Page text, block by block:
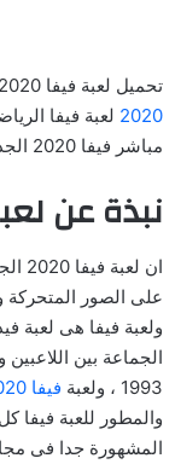
تحميل لعبة فيفا 2020 -downloud fifa 2020 برابط مباشر
2020
مباشر فيفا 2020 الجديدة تنزيل فيفا 2020 للكمبيوتر والموبايل.
نبذة عن لعبىة
ان
على الصور المتحركة
ولعبة فيفا هى لعبة
الجماعة بين
1993 ، ولعبة
فيفا 2020
والمطور للعبة
المشهورة جدا فى